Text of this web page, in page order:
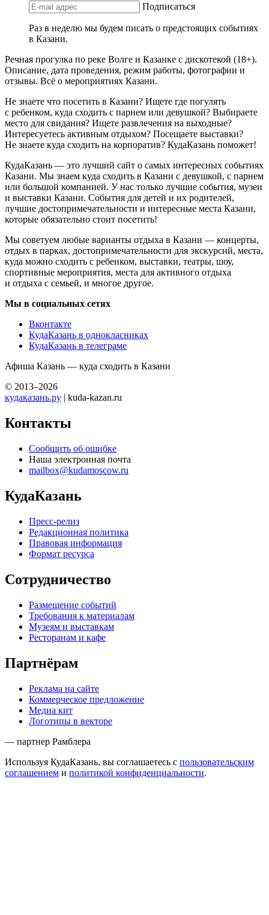
Подписаться
Раз в неделю мы будем писать о предстоящих событиях
в Казани.
Речная прогулка по реке Волге и Казанке с дискотекой (18+).
Описание, дата проведения, режим работы, фотографии и
отзывы. Всё о мероприятиях Казани.
Не знаете что посетить в Казани? Ищете где погулять
с ребенком, куда сходить с парнем или девушкой? Выбираете
место для свидания? Ищете развлечения на выходные?
Интересуетесь активным отдыхом? Посещаете выставки?
Не знаете куда сходить на корпоратив? КудаКазань поможет!
КудаКазань — это лучший сайт о самых интересных событиях
Казани. Мы знаем куда сходить в Казани с девушкой, с парнем
или большой компанией. У нас только лучшие события, музеи
и выставки Казани. События для детей и их родителей,
лучшие достопримечательности и интересные места Казани,
которые обязательно стоит посетить!
Мы советуем любые варианты отдыха в Казани — концерты,
отдых в парках, достопримечательности для экскурсий, места,
куда можно сходить с ребенком, выставки, театры, шоу,
спортивные мероприятия, места для активного отдыха
и отдыха с семьей, и многое другое.
Мы в социальных сетях
Вконтакте
КудаКазань в однокласниках
КудаКазань в телеграме
Афиша Казань — куда сходить в Казани
© 2013–2026
кудаказань.ру | kuda-kazan.ru
Контакты
Сообщить об ошибке
Наша электронная почта
mailbox@kudamoscow.ru
КудаКазань
Пресс-релиз
Редакционная политика
Правовая информация
Формат ресурса
Сотрудничество
Размещение событий
Требования к материалам
Музеям и выставкам
Ресторанам и кафе
Партнёрам
Реклама на сайте
Коммерческое предложение
Медиа кит
Логотипы в векторе
— партнер Рамблера
Используя КудаКазань, вы соглашаетесь с пользовательским
соглашением и политикой конфиденциальности.